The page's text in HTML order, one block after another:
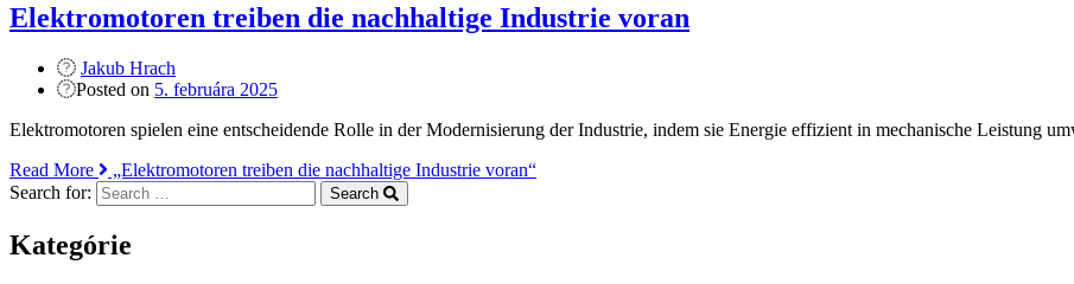
Elektromotoren treiben die nachhaltige Industrie voran
Jakub Hrach
Posted on 5. februára 2025
Elektromotoren spielen eine entscheidende Rolle in der Modernisierung der Industrie, indem sie Energie effizient in mechanische Leistung
Read More
„Elektromotoren treiben die nachhaltige Industrie voran“
Search for:
Search
Kategórie